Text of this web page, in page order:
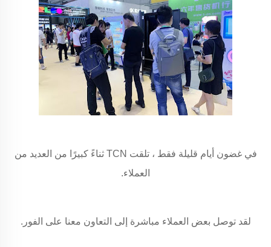
في غضون أيام قليلة فقط ، تلقت TCN ثناءً كبيرًا من العديد من
العملاء.
لقد توصل بعض العملاء مباشرة إلى التعاون معنا على الفور.